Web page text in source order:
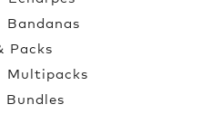
Bandanas
Packs
Multipacks
Bundles